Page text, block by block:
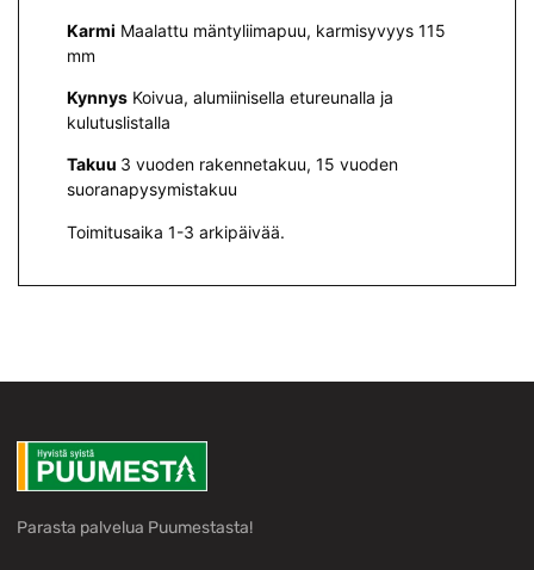
Karmi Maalattu mäntyliimapuu, karmisyvyys 115
mm
Kynnys Koivua, alumiinisella etureunalla ja
kulutuslistalla
Takuu 3 vuoden rakennetakuu, 15 vuoden
suoranapysymistakuu
Toimitusaika 1-3 arkipäivää.
Parasta palvelua Puumestasta!